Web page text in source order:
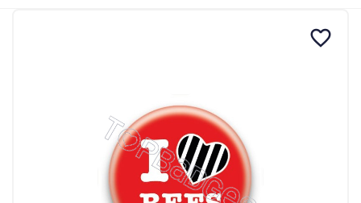
favorite_border